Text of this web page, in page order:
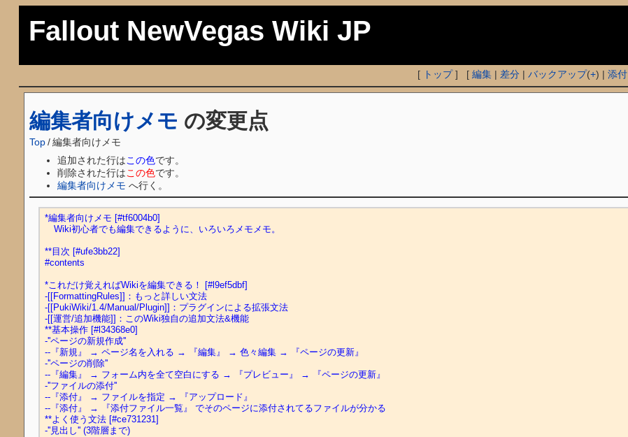
Fallout NewVegas Wiki JP
[ トップ] [編集 | 差分 |バックアップ(+) |添付
編集者向けメモ の変更点
Top/編集者向けメモ
追加された行はこの色です。
削除された行はこの色です。
編集者向けメモ へ行く。
*編集者向けメモ [#tf6004b0]
Wiki初心者でも編集できるように、いろいろメモメモ。
**目次 [#ufe3bb22]
#contents
*これだけ覚えればWikiを編集できる！ [#l9ef5dbf]
-[[FormattingRules]]：もっと詳しい文法
-[[PukiWiki/1.4/Manual/Plugin]]：プラグインによる拡張文法
-[[運営/追加機能]]：このWiki独自の追加文法&機能
**基本操作 [#l34368e0]
-''ページの新規作成''
--『新規』 → ページ名を入れる → 『編集』 → 色々編集 → 『ページの更新』
-''ページの削除''
--『編集』 → フォーム内を全て空白にする → 『プレビュー』 → 『ページの更新』
-''ファイルの添付''
--『添付』 → ファイルを指定 → 『アップロード』
--『添付』 → 『添付ファイル一覧』 でそのページに添付されてるファイルが分かる
**よく使う文法 [#ce731231]
-''見出し'' (3階層まで)